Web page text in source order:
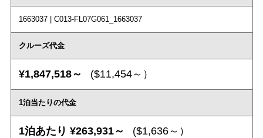
1663037 | C013-FL07G061_1663037
クルーズ代金
¥1,847,518～ ($11,454～）
1泊当たりの代金
1泊あたり ¥263,931～ ($1,636～）